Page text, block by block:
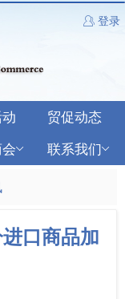
登录
贸促动态
联系我们
口商品加